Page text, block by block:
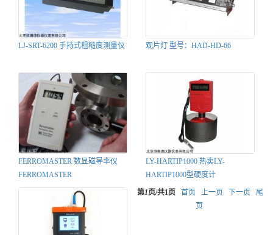
LJ-SRT-6200 手持式粗糙度测量仪 观片灯 型号：HAD-HD-66
FERROMASTER 数显磁导率仪
FERROMASTER
LY-HARTIP1000 热卖LY-
HARTIP1000型硬度计
第1页/共1页 首页 上一页 下一页
尾
页